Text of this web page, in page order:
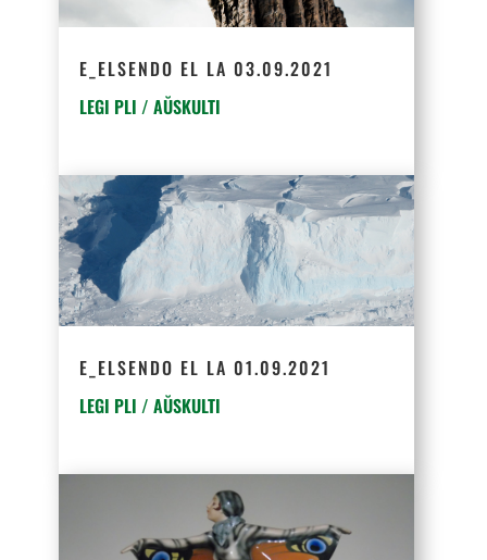
E_ELSENDO EL LA 03.09.2021
LEGI PLI / AŬSKULTI
E_ELSENDO EL LA 01.09.2021
LEGI PLI / AŬSKULTI